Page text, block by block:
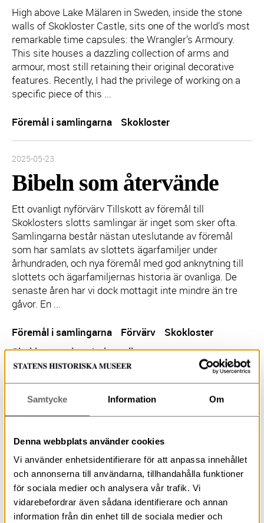
Samtycke Information Om
Denna webbplats använder cookies
Vi använder enhetsidentifierare för att anpassa innehållet
och annonserna till användarna, tillhandahålla funktioner
för sociala medier och analysera vår trafik. Vi
vidarebefordrar även sådana identifierare och annan
information från din enhet till de sociala medier och
High above Lake Mälaren in Sweden, inside the stone
walls of Skokloster Castle, sits one of the world’s most
remarkable time capsules: the Wrangler’s Armoury.
This site houses a dazzling collection of arms and
armour, most still retaining their original decorative
features. Recently, I had the privilege of working on a
specific piece of this ...
Föremål i samlingarna Skokloster
Inlägget publicerades:
2025-05-23
Bibeln som återvände
Ett ovanligt nyförvärv Tillskott av föremål till
Skoklosters slotts samlingar är inget som sker ofta.
Samlingarna består nästan uteslutande av föremål
som har samlats av slottets ägarfamiljer under
århundraden, och nya föremål med god anknytning till
slottets och ägarfamiljernas historia är ovanliga. De
senaste åren har vi dock mottagit inte mindre än tre
gåvor. En ...
Föremål i samlingarna Förvärv
Skokloster
Skoklostersslottsboksamling
Inlägget publicerades:
Inför sommartids-
omställningen
I helgen är det dags för sommartidsomställningen som
alltid infaller den sista söndagen i mars. Idag då många
förlitar sig på klockan i mobiltelefonen sker
omställningen automatiskt för respektive tidszon, men
än använder många analoga armbandsur. I Skoklosters